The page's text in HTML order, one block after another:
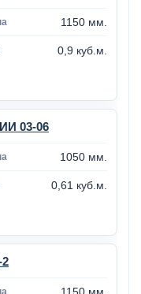
1150 мм.
0,9 куб.м.
03-06
1050 мм.
0,61 куб.м.